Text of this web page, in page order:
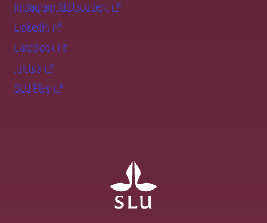
Instagram SLU.student
LinkedIn
Facebook
TikTok
SLU Play